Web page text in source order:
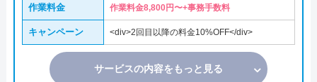
作業料金 作業料金8,800円〜+事務手数料
キャンペーン <div>2回目以降の料金10%OFF</div>
サービスの内容をもっと見る